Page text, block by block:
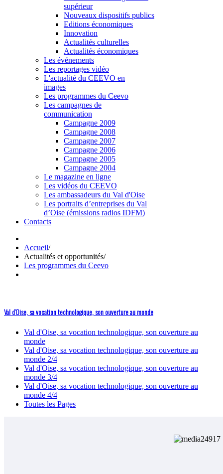
supérieur
Nouveaux dispositifs publics
Editions économiques
Innovation
Actualités culturelles
Actualités économiques
Les événements
Les reportages vidéo
L'actualité du CEEVO en
images
Les programmes du Ceevo
Les campagnes de
communication
Campagne 2009
Campagne 2008
Campagne 2007
Campagne 2006
Campagne 2005
Campagne 2004
Le magazine en ligne
Les vidéos du CEEVO
Les ambassadeurs du Val d'Oise
Les portraits d’entreprises du Val
d’Oise (émissions radios IDFM)
Contacts
Accueil/
Actualités et opportunités/
Les programmes du Ceevo
Val d'Oise, sa vocation technologique, son ouverture au monde
Val d'Oise, sa vocation technologique, son ouverture au
monde
Val d'Oise, sa vocation technologique, son ouverture au
monde 2/4
Val d'Oise, sa vocation technologique, son ouverture au
monde 3/4
Val d'Oise, sa vocation technologique, son ouverture au
monde 4/4
Toutes les Pages